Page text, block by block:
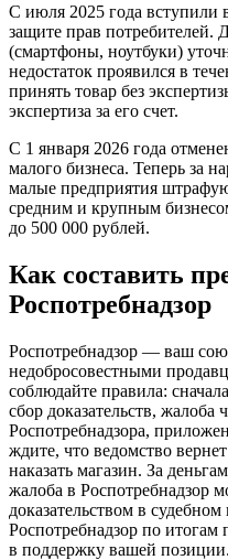
С июля 2025 года вступили
защите прав потребителей.
(смартфоны, ноутбуки)
недостаток проявился в
принять товар без
экспертиза за его счет.
С 1 января 2026 года
малого бизнеса. Теперь за
малые предприятия
средним и крупным
до 500 000 рублей.
Как составить
Роспотребнадзор
Роспотребнадзор — ваш
недобросовестными
соблюдайте правила:
сбор доказательств, жалоба
Роспотребнадзора,
ждите, что ведомство
наказать магазин. За
жалоба в Роспотребнадзор
доказательством в
Роспотребнадзор по итогам
в поддержку вашей позиции.